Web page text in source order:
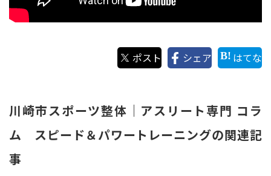
ポスト シェア はてな
川崎市スポーツ整体｜アスリート専門 コラ
ム スピード＆パワートレーニングの関連記
事